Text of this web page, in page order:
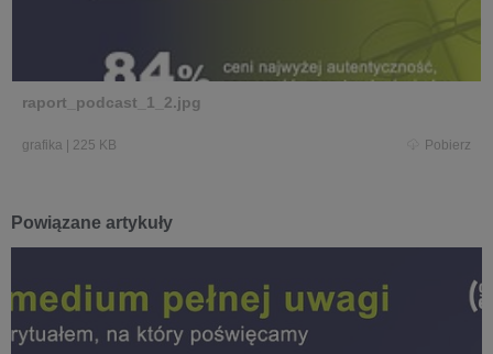
raport_podcast_1_2.jpg
grafika | 225 KB Pobierz
Powiązane artykuły